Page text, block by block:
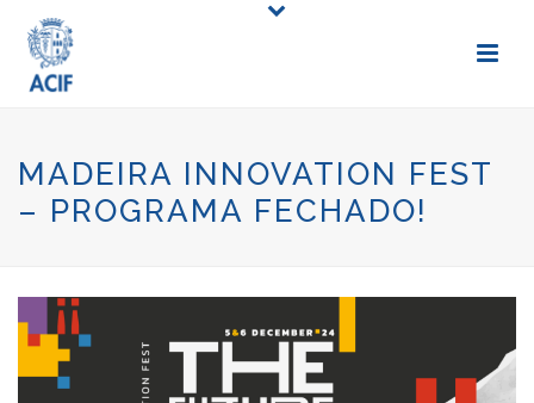
MADEIRA INNOVATION FEST
– PROGRAMA FECHADO!